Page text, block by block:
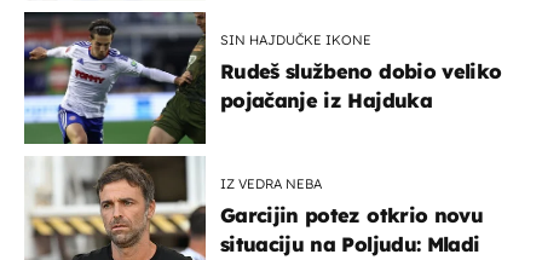
SIN HAJDUČKE IKONE
Rudeš službeno dobio veliko
pojačanje iz Hajduka
IZ VEDRA NEBA
Garcijin potez otkrio novu
situaciju na Poljudu: Mladi